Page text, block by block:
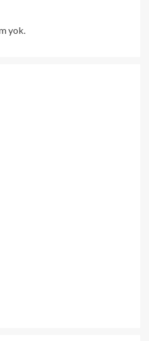
yok.